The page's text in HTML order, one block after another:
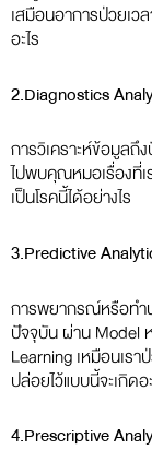
เสมือนอาการป่วยเ
อะไร
2.Diagnostics
การวิเคราะห์ข้อมูลถึ
ไปพบคุณหมอเรื่องที่เ
เป็นโรคนี้ได้อย่างไร
3.Predictive
การพยากรณ์หรือทำ
ปัจจุบัน ผ่าน Model
Learning เหมือนเ
ปล่อยไว้แบบนี้จะเกิดอ
4.Prescriptive